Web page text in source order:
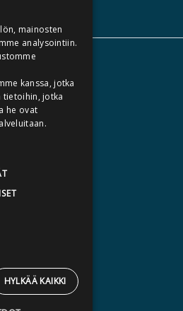
MEISTÄ
TEKIJÄT
KIRJAILIJAKSI
ÄÄNIKIRJAT
mainosten
analysointiin.
kanssa, jotka
tietoihin, jotka
he ovat
HYLKÄÄ KAIKKI